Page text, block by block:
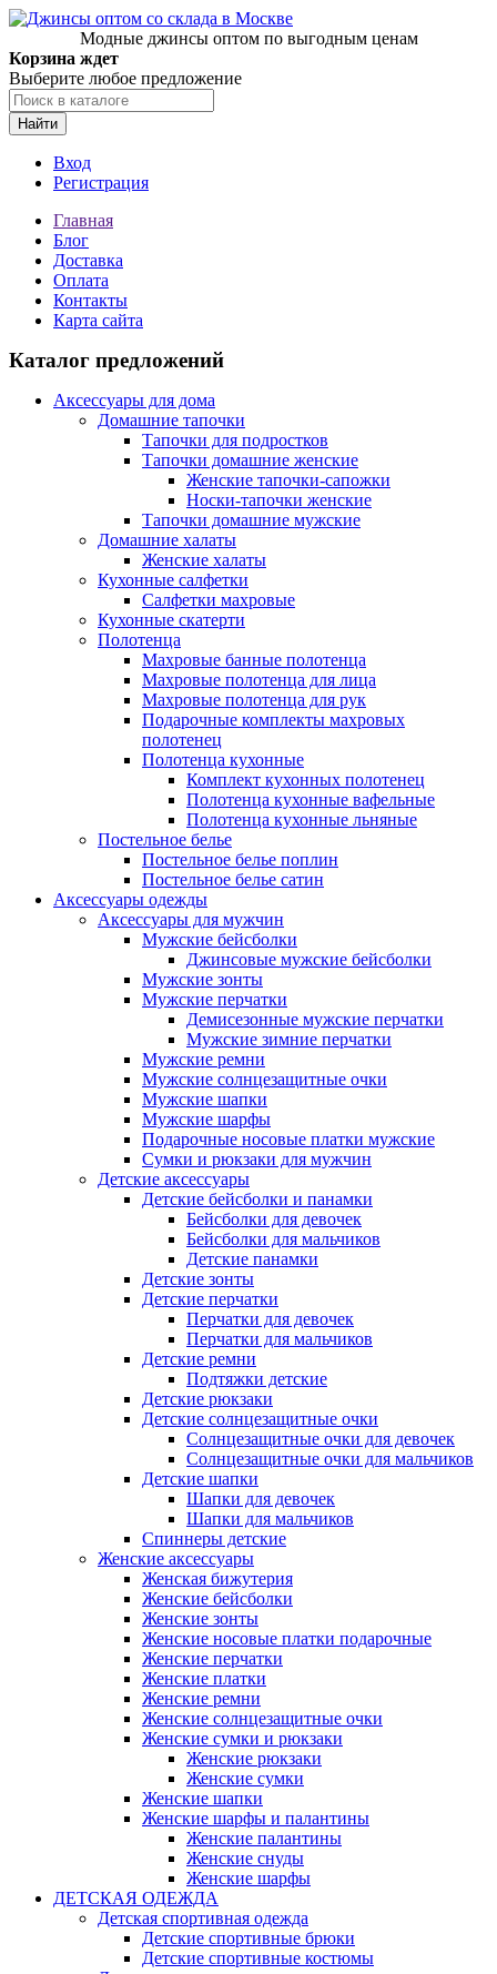
Модные джинсы оптом по выгодным ценам
Корзина ждет
Выберите любое предложение
Найти
Вход
Регистрация
Главная
Блог
Доставка
Оплата
Контакты
Карта сайта
Каталог предложений
Аксессуары для дома
Домашние тапочки
Тапочки для подростков
Тапочки домашние женские
Женские тапочки-сапожки
Носки-тапочки женские
Тапочки домашние мужские
Домашние халаты
Женские халаты
Кухонные салфетки
Салфетки махровые
Кухонные скатерти
Полотенца
Махровые банные полотенца
Махровые полотенца для лица
Махровые полотенца для рук
Подарочные комплекты махровых
полотенец
Полотенца кухонные
Комплект кухонных полотенец
Полотенца кухонные вафельные
Полотенца кухонные льняные
Постельное белье
Постельное белье поплин
Постельное белье сатин
Аксессуары одежды
Аксессуары для мужчин
Мужские бейсболки
Джинсовые мужские бейсболки
Мужские зонты
Мужские перчатки
Демисезонные мужские перчатки
Мужские зимние перчатки
Мужские ремни
Мужские солнцезащитные очки
Мужские шапки
Мужские шарфы
Подарочные носовые платки мужские
Сумки и рюкзаки для мужчин
Детские аксессуары
Детские бейсболки и панамки
Бейсболки для девочек
Бейсболки для мальчиков
Детские панамки
Детские зонты
Детские перчатки
Перчатки для девочек
Перчатки для мальчиков
Детские ремни
Подтяжки детские
Детские рюкзаки
Детские солнцезащитные очки
Солнцезащитные очки для девочек
Солнцезащитные очки для мальчиков
Детские шапки
Шапки для девочек
Шапки для мальчиков
Спиннеры детские
Женские аксессуары
Женская бижутерия
Женские бейсболки
Женские зонты
Женские носовые платки подарочные
Женские перчатки
Женские платки
Женские ремни
Женские солнцезащитные очки
Женские сумки и рюкзаки
Женские рюкзаки
Женские сумки
Женские шапки
Женские шарфы и палантины
Женские палантины
Женские снуды
Женские шарфы
ДЕТСКАЯ ОДЕЖДА
Детская спортивная одежда
Детские спортивные брюки
Детские спортивные костюмы